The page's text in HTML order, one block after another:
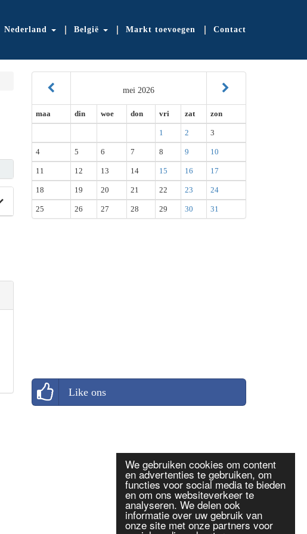
We gebruiken cookies om content
en advertenties te gebruiken, om
functies voor social media te bieden
en om ons websiteverkeer te
analyseren. We delen ook
informatie over uw gebruik van
onze site met onze partners voor
Nederland België Markt toevoegen Contact
mei 2026
maa din woe don vri zat zon
1 2 3
4 5 6 7 8 9 10
11 12 13 14 15 16 17
18 19 20 21 22 23 24
25 26 27 28 29 30 31
Like ons